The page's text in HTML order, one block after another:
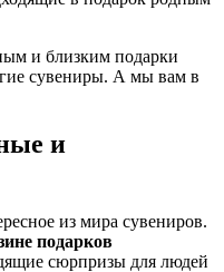
и близким подарки
сувениры. А мы вам в
и
из мира сувениров.
подарков
сюрпризы для людей